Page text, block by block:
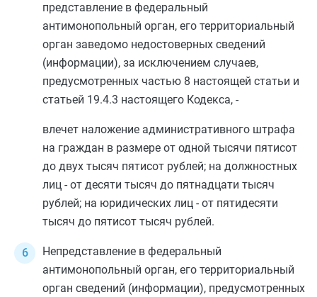
представление в федеральный
антимонопольный орган, его территориальный
орган заведомо недостоверных сведений
(информации), за исключением случаев,
предусмотренных частью 8 настоящей статьи и
статьей 19.4.3 настоящего Кодекса, -
влечет наложение административного штрафа
на граждан в размере от одной тысячи пятисот
до двух тысяч пятисот рублей; на должностных
лиц - от десяти тысяч до пятнадцати тысяч
рублей; на юридических лиц - от пятидесяти
тысяч до пятисот тысяч рублей.
Непредставление в федеральный
антимонопольный орган, его территориальный
орган сведений (информации), предусмотренных